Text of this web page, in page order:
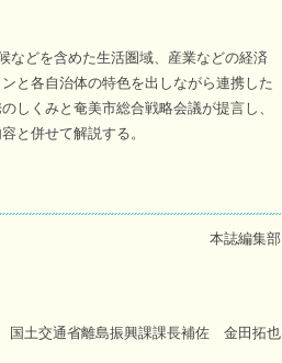
などを含めた生活圏域、産業などの経済
と各自治体の特色を出しながら連携した
しくみと奄美市総合戦略会議が提言し、
と併せて解説する。
本誌編集部
国土交通省離島振興課課長補佐 金田拓也